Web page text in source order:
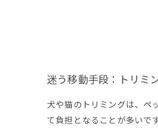
迷う移動手段：トリミ
犬や猫のトリミングは、ペ
て負担となることが多いで